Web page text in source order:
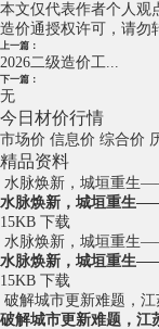
本文仅代表作者个人观
造价通授权许可，请勿
上一篇：
2026二级造价工...
下一篇：
无
今日材价行情
市场价 信息价 综合价
精品资料
水脉焕新，城垣重生
水脉焕新，城垣重生
15KB 下载
水脉焕新，城垣重生
水脉焕新，城垣重生
15KB 下载
破解城市更新难题，
破解城市更新难题，江